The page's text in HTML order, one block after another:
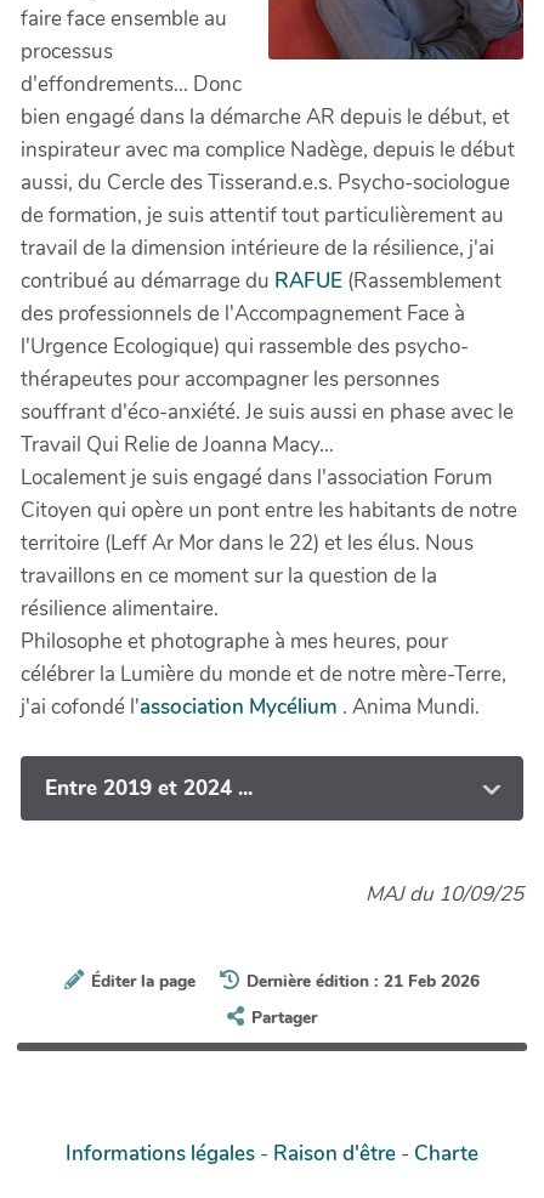
faire face ensemble au
processus
d'effondrements... Donc
bien engagé dans la démarche AR depuis le début, et
inspirateur avec ma complice Nadège, depuis le début
aussi, du Cercle des Tisserand.e.s. Psycho-sociologue
de formation, je suis attentif tout particulièrement au
travail de la dimension intérieure de la résilience, j'ai
contribué au démarrage du RAFUE (Rassemblement
des professionnels de l'Accompagnement Face à
l'Urgence Ecologique) qui rassemble des psycho-
thérapeutes pour accompagner les personnes
souffrant d'éco-anxiété. Je suis aussi en phase avec le
Travail Qui Relie de Joanna Macy...
Localement je suis engagé dans l'association Forum
Citoyen qui opère un pont entre les habitants de notre
territoire (Leff Ar Mor dans le 22) et les élus. Nous
travaillons en ce moment sur la question de la
résilience alimentaire.
Philosophe et photographe à mes heures, pour
célébrer la Lumière du monde et de notre mère-Terre,
j'ai cofondé l'association Mycélium . Anima Mundi.
Entre 2019 et 2024 ...
MAJ du 10/09/25
Éditer la page
Dernière édition : 21 Feb 2026
Partager
Informations légales - Raison d'être - Charte